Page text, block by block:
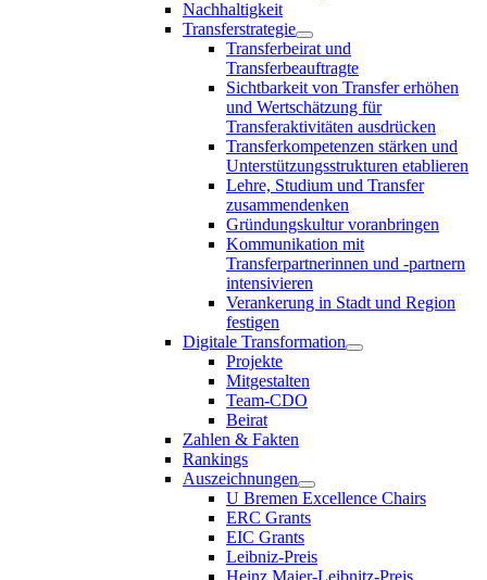
Nachhaltigkeit
Transferstrategie
Transferbeirat und
Transferbeauftragte
Sichtbarkeit von Transfer erhöhen
und Wertschätzung für
Transferaktivitäten ausdrücken
Transferkompetenzen stärken und
Unterstützungsstrukturen etablieren
Lehre, Studium und Transfer
zusammendenken
Gründungskultur voranbringen
Kommunikation mit
Transferpartnerinnen und -partnern
intensivieren
Verankerung in Stadt und Region
festigen
Digitale Transformation
Projekte
Mitgestalten
Team-CDO
Beirat
Zahlen & Fakten
Rankings
Auszeichnungen
U Bremen Excellence Chairs
ERC Grants
EIC Grants
Leibniz-Preis
Heinz Maier-Leibnitz-Preis